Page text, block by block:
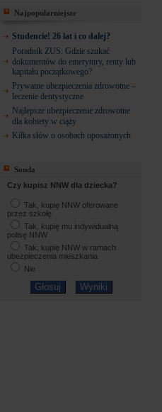
Najpopularniejsze
Studencie! 26 lat i co dalej?
Poradnik ZUS: Gdzie szukać
dokumentów do emerytury, renty lub
kapitału początkowego?
Prywatne ubezpieczenia zdrowotne –
leczenie dentystyczne
Najlepsze ubezpieczenie zdrowotne
dla kobiety w ciąży
Kilka słów o osobach uposażonych
Sonda
Czy kupisz NNW dla dziecka?
Tak, kupię NNW oferowane
przez szkołę
Tak, kupię mu indywidualną
polisę NNW
Tak, kupię NNW w ramach
ubezpieczenia mieszkania
Nie